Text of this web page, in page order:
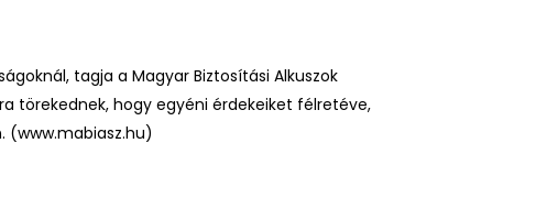
tagja a Magyar Biztosítási Alkuszok
törekednek, hogy egyéni érdekeiket félretéve,
(www.mabiasz.hu)